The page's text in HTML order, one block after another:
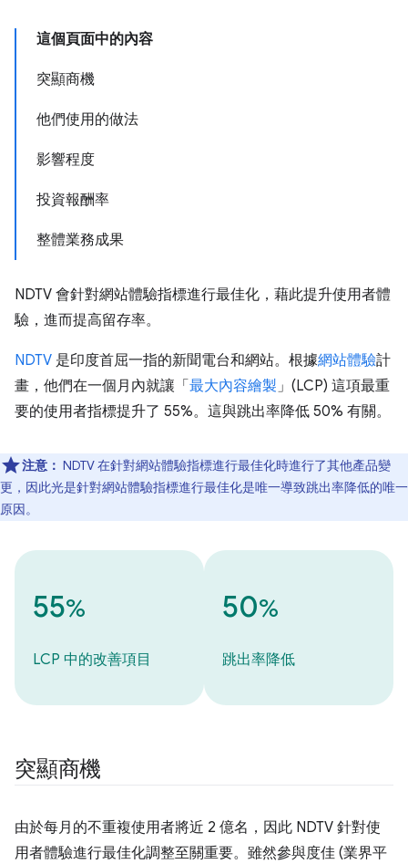
這個頁面中的內容
突顯商機
他們使用的做法
影響程度
投資報酬率
整體業務成果
NDTV 會針對網站體驗指標進行最佳化，藉此提升使用者體
驗，進而提高留存率。
NDTV 是印度首屈一指的新聞電台和網站。根據網站體驗計
畫，他們在一個月內就讓「 最大內容繪製」(LCP) 這項最重
要的使用者指標提升了 55%。這與跳出率降低 50% 有關。
注意： NDTV 在針對網站體驗指標進行最佳化時進行了其他產品變
更，因此光是針對網站體驗指標進行最佳化是唯一導致跳出率降低的唯一
原因。
55%
LCP 中的改善項目
50%
跳出率降低
突顯商機
由於每月的不重複使用者將近 2 億名，因此 NDTV 針對使
用者體驗進行最佳化調整至關重要。雖然參與度佳 (業界平